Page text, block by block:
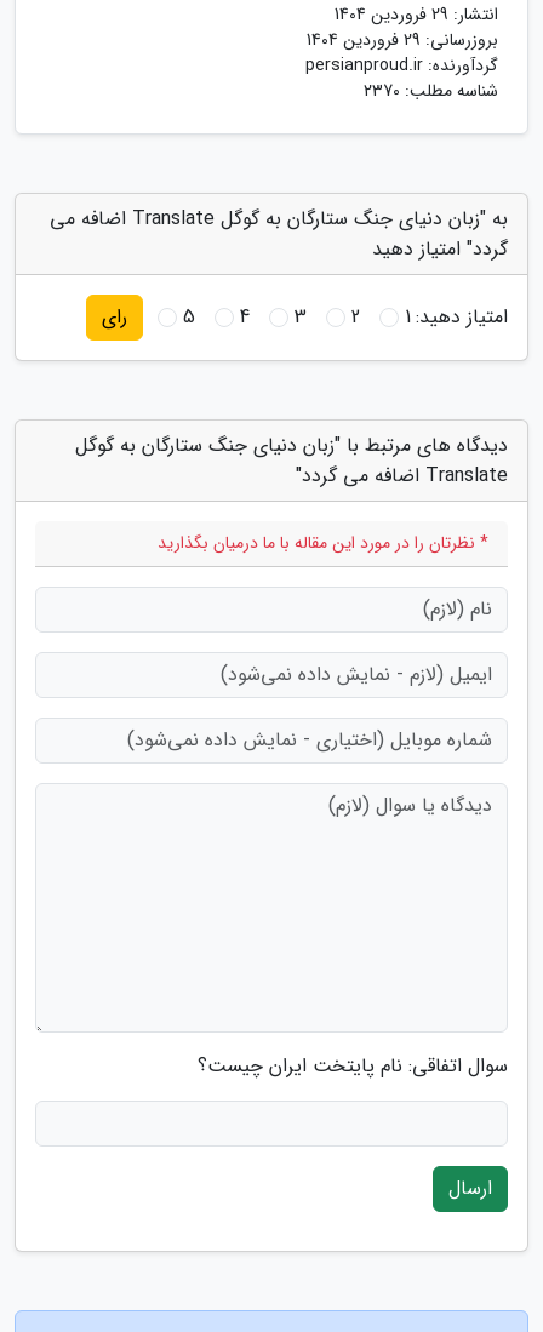
انتشار: 29 فروردین 1404
بروزرسانی: 29 فروردین 1404
گردآورنده: persianproud.ir
شناسه مطلب: 2370
به "زبان دنیای جنگ ستارگان به گوگل Translate اضافه می
گردد" امتیاز دهید
امتیاز دهید:1
2
3
4
5 رای
دیدگاه های مرتبط با "زبان دنیای جنگ ستارگان به گوگل
Translate اضافه می گردد"
* نظرتان را در مورد این مقاله با ما درمیان بگذارید
سوال اتفاقی: نام پایتخت ایران چیست؟
ارسال